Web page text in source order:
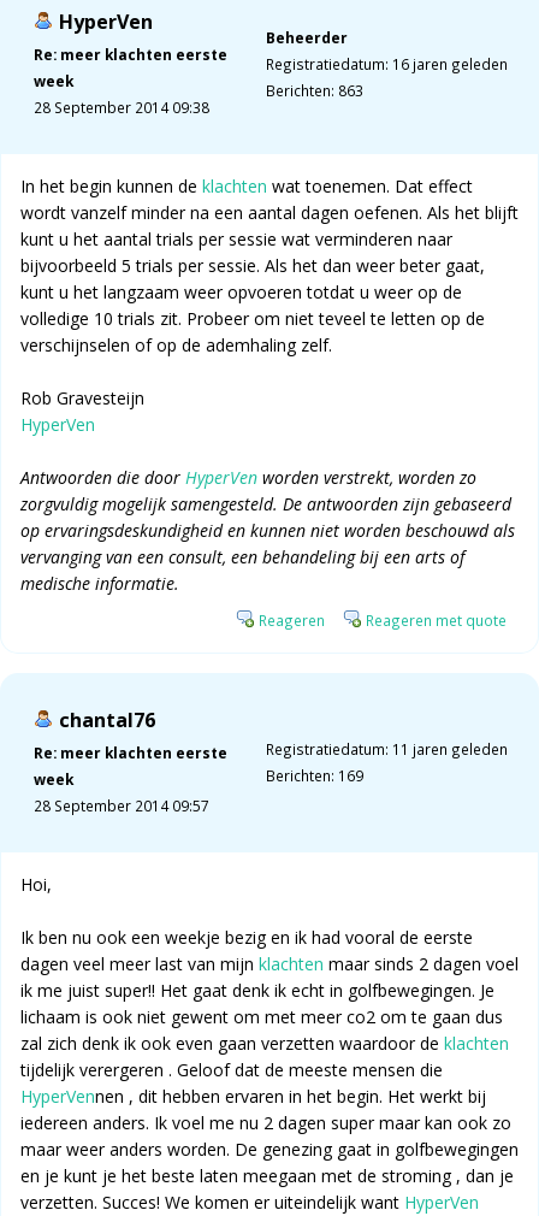
HyperVen
Re: meer klachten eerste
week
28 September 2014 09:38
Beheerder
Registratiedatum: 16 jaren geleden
Berichten: 863
In het begin kunnen de klachten wat toenemen. Dat effect
wordt vanzelf minder na een aantal dagen oefenen. Als het blijft
kunt u het aantal trials per sessie wat verminderen naar
bijvoorbeeld 5 trials per sessie. Als het dan weer beter gaat,
kunt u het langzaam weer opvoeren totdat u weer op de
volledige 10 trials zit. Probeer om niet teveel te letten op de
verschijnselen of op de ademhaling zelf.
Rob Gravesteijn
HyperVen
Antwoorden die door HyperVen worden verstrekt, worden zo
zorgvuldig mogelijk samengesteld. De antwoorden zijn gebaseerd
op ervaringsdeskundigheid en kunnen niet worden beschouwd als
vervanging van een consult, een behandeling bij een arts of
medische informatie.
Reageren Reageren met quote
chantal76
Re: meer klachten eerste
week
28 September 2014 09:57
Registratiedatum: 11 jaren geleden
Berichten: 169
Hoi,
Ik ben nu ook een weekje bezig en ik had vooral de eerste
dagen veel meer last van mijn klachten maar sinds 2 dagen voel
ik me juist super!! Het gaat denk ik echt in golfbewegingen. Je
lichaam is ook niet gewent om met meer co2 om te gaan dus
zal zich denk ik ook even gaan verzetten waardoor de klachten
tijdelijk verergeren . Geloof dat de meeste mensen die
HyperVennen , dit hebben ervaren in het begin. Het werkt bij
iedereen anders. Ik voel me nu 2 dagen super maar kan ook zo
maar weer anders worden. De genezing gaat in golfbewegingen
en je kunt je het beste laten meegaan met de stroming , dan je
verzetten. Succes! We komen er uiteindelijk want HyperVen